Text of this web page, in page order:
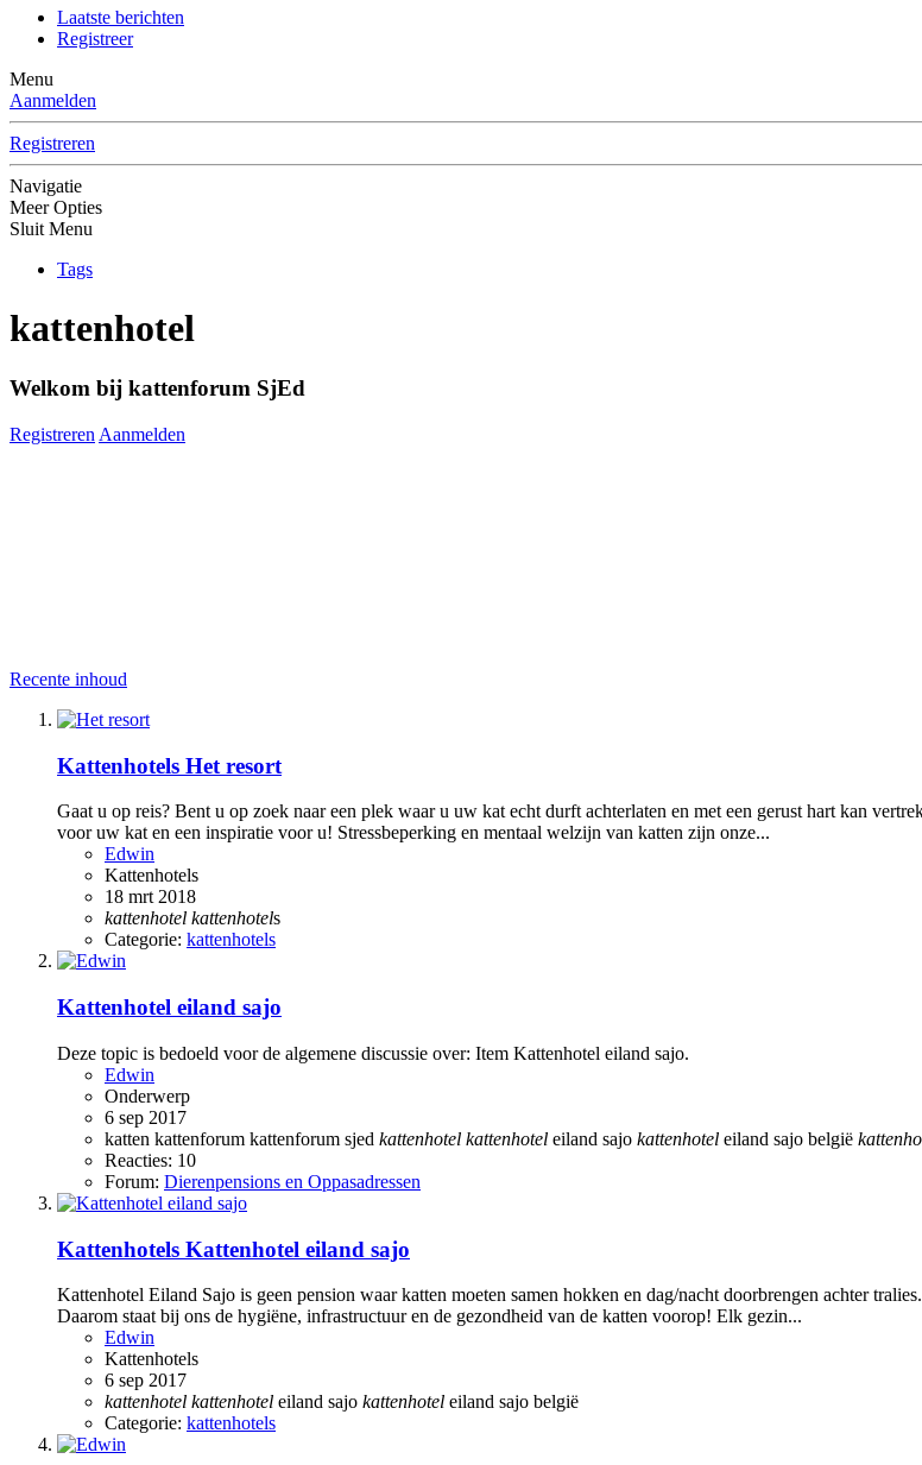
Laatste berichten
Registreer
Menu
Aanmelden
Registreren
Navigatie
Meer Opties
Sluit Menu
Tags
kattenhotel
Welkom bij kattenforum SjEd
Registreren Aanmelden
Recente inhoud
Kattenhotels Het resort
Gaat u op reis? Bent u op zoek naar een plek waar u uw kat echt durft achterlaten en met een gerust hart kan
voor uw kat en een inspiratie voor u! Stressbeperking en mentaal welzijn van katten zijn onze...
Edwin
Kattenhotels
18 mrt 2018
kattenhotel kattenhotels
Categorie: kattenhotels
Kattenhotel eiland sajo
Deze topic is bedoeld voor de algemene discussie over: Item Kattenhotel eiland sajo.
Edwin
Onderwerp
6 sep 2017
katten kattenforum kattenforum sjed kattenhotel kattenhotel eiland sajo kattenhotel eiland sajo belgië
Reacties: 10
Forum: Dierenpensions en Oppasadressen
Kattenhotels Kattenhotel eiland sajo
Kattenhotel Eiland Sajo is geen pension waar katten moeten samen hokken en dag/nacht doorbrengen achter
Daarom staat bij ons de hygiëne, infrastructuur en de gezondheid van de katten voorop! Elk gezin...
Edwin
Kattenhotels
6 sep 2017
kattenhotel kattenhotel eiland sajo kattenhotel eiland sajo belgië
Categorie: kattenhotels